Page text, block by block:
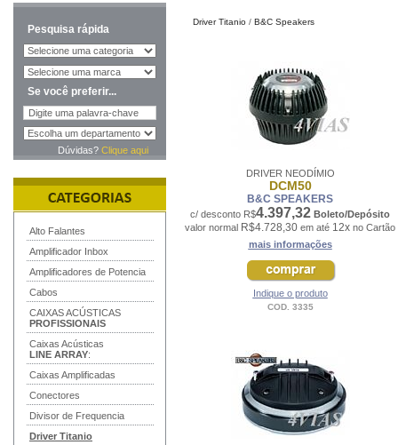
Pesquisa rápida
Se você preferir...
Dúvidas? Clique aqui
Alto Falantes
Amplificador Inbox
Amplificadores de Potencia
Cabos
CAIXAS ACÚSTICAS
PROFISSIONAIS
Caixas Acústicas
LINE ARRAY:
Caixas Amplificadas
Conectores
Divisor de Frequencia
Driver Titanio
Driver Titanio / B&C Speakers
DRIVER NEODÍMIO
DCM50
B&C SPEAKERS
c/ desconto R$4.397,32 Boleto/Depósito
valor normal R$4.728,30 em até 12x no Cartão
mais informações
Indique o produto
COD. 3335